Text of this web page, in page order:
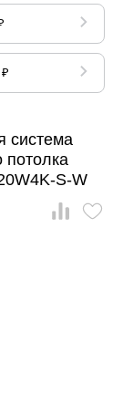
система
потолка
S-W